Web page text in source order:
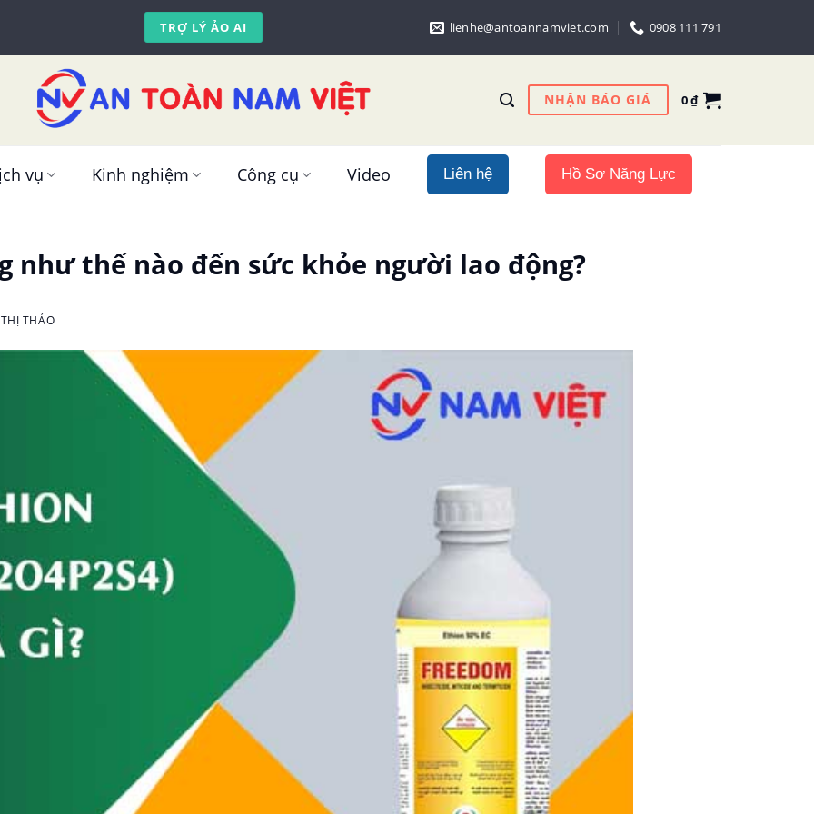
TRỢ LÝ ẢO AI lienhe@antoannamviet.com 0908 111 791
NHẬN BÁO GIÁ 0₫
vụ Kinh nghiệm Công cụ Video Liên hệ Hồ Sơ Năng Lực
như thế nào đến sức khỏe người lao động?
THẢO